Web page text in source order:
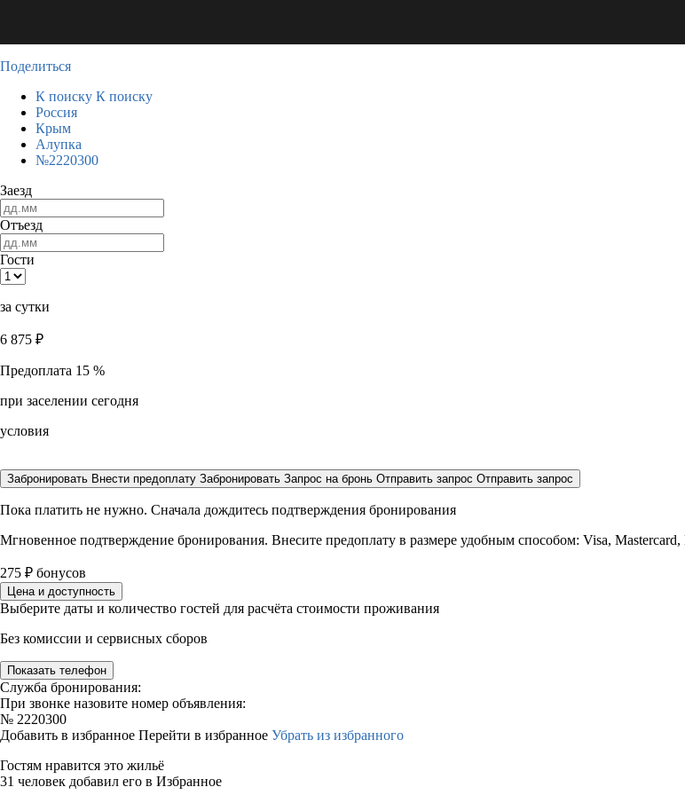
Поделиться
К поиску К поиску
Россия
Крым
Алупка
№2220300
Заезд
Отъезд
Гости
за сутки
6 875 ₽
Предоплата 15 %
при заселении сегодня
условия
Забронировать Внести предоплату Забронировать Запрос на бронь Отправить запрос Отправить запрос
Пока платить не нужно. Сначала дождитесь подтверждения бронирования
Мгновенное подтверждение бронирования. Внесите предоплату в размере удобным способом: Visa,
275 ₽ бонусов
Цена и доступность
Выберите даты и количество гостей для расчёта стоимости проживания
Без комиссии и сервисных сборов
Показать телефон
Служба бронирования:
При звонке назовите номер объявления:
№ 2220300
Добавить в избранное Перейти в избранное Убрать из избранного
Гостям нравится это жильё
31 человек добавил его в Избранное